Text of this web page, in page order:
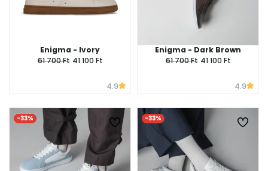
Enigma - Ivory
61 700 Ft 41 100 Ft
4.9
Enigma - Dark Brown
61 700 Ft 41 100 Ft
4.9
-33% -33%